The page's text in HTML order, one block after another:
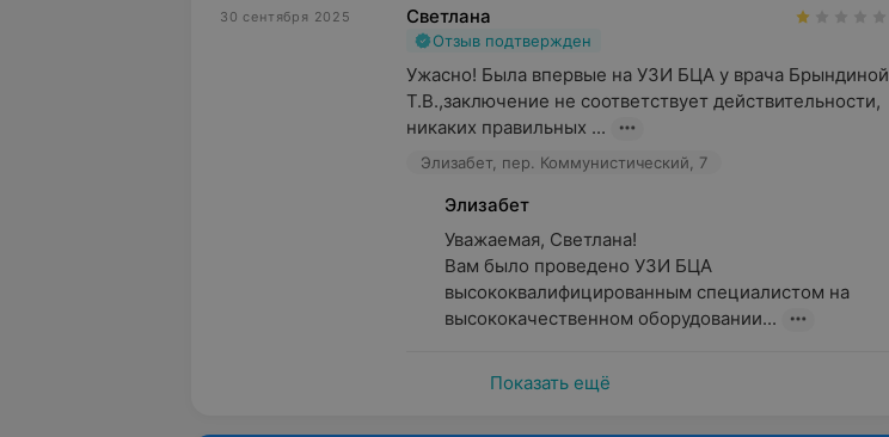
30 сентября 2025 Светлана
Отзыв подтвержден
Ужасно! Была впервые на УЗИ БЦА у врача Брындиной
Т.В.,заключение не соответствует действительности,
никаких правильных ...
Элизабет, пер. Коммунистический, 7
Элизабет
Уважаемая, Светлана!
Вам было проведено УЗИ БЦА
высококвалифицированным специалистом на
высококачественном оборудовании...
Показать ещё